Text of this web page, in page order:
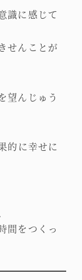
識に感じて
せんことが
望んじゅう
的に幸せに
間をつくっ